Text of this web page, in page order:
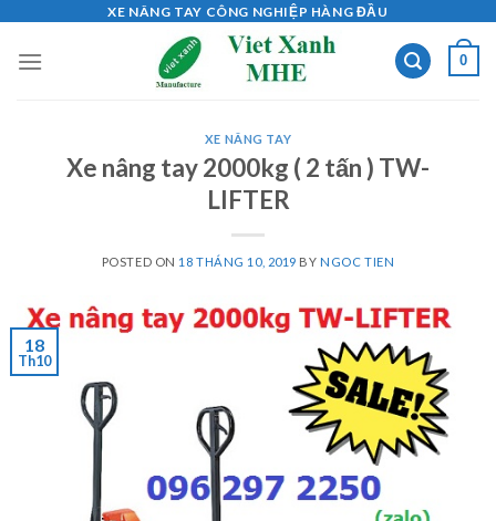
content
XE NÂNG TAY CÔNG NGHIỆP HÀNG ĐẦU
0
XE NÂNG TAY
Xe nâng tay 2000kg ( 2 tấn ) TW-
LIFTER
POSTED ON 18 THÁNG 10, 2019 BYNGOC TIEN
18
Th10